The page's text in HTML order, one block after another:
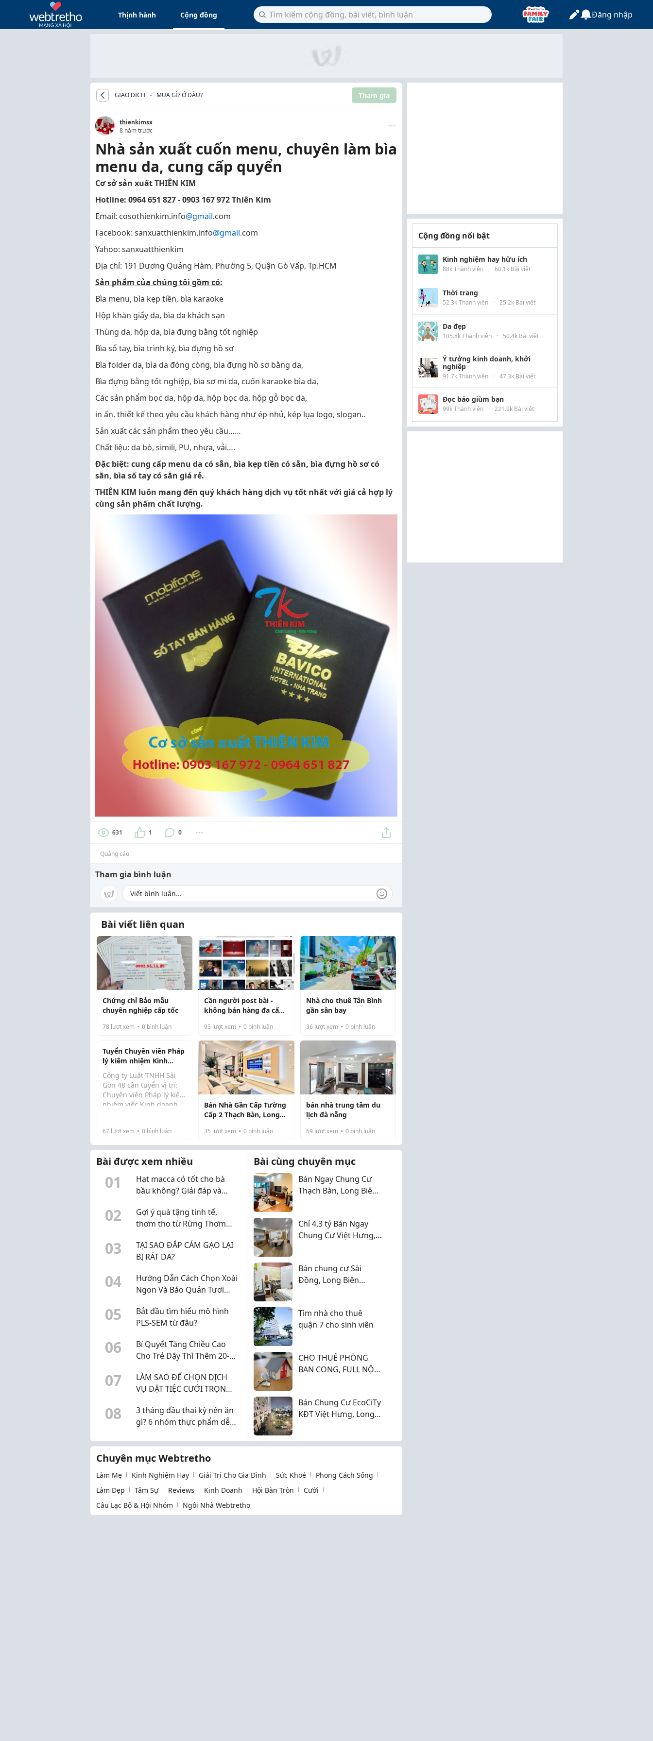
Thịnh hành Cộng đồng Đăng nhập
GIAO DỊCH MUA GÌ? Ở ĐÂU? Tham gia
thienkimsx
8 năm trước
Nhà sản xuất cuốn menu, chuyên làm bìa
menu da, cung cấp quyển
Cơ sở sản xuất THIÊN KIM
Hotline: 0964 651 827 - 0903 167 972 Thiên Kim
Email: cosothienkim.info@gmail.com
Facebook: sanxuatthienkim.info@gmail.com
Yahoo: sanxuatthienkim
Địa chỉ: 191 Dương Quảng Hàm, Phường 5, Quận Gò Vấp, Tp.HCM
Sản phẩm của chúng tôi gồm có:
Bìa menu, bìa kẹp tiền, bìa karaoke
Hộp khăn giấy da, bìa da khách sạn
Thùng da, hộp da, bìa đựng bằng tốt nghiệp
Bìa sổ tay, bìa trình ký, bìa đựng hồ sơ
Bìa folder da, bìa da đóng còng, bìa đựng hồ sơ bằng da,
Bìa đựng bằng tốt nghiệp, bìa sơ mi da, cuốn karaoke bìa da,
Các sản phẩm bọc da, hộp da, hộp bọc da, hộp gỗ bọc da,
in ấn, thiết kế theo yêu cầu khách hàng như ép nhủ, kép lụa logo, slogan..
Sản xuất các sản phẩm theo yêu cầu……
Chất liệu: da bò, simili, PU, nhựa, vải….
Đặc biệt: cung cấp menu da có sẵn, bìa kẹp tiền có sẵn, bìa đựng hồ sơ có
sẵn, bìa sổ tay có sẵn giá rẻ.
THIÊN KIM luôn mang đến quý khách hàng dịch vụ tốt nhất với giá cả hợp lý
cùng sản phẩm chất lượng.
631 1 0
Quảng cáo
Tham gia bình luận
Bài viết liên quan
Chứng chỉ Bảo mẫu
chuyên nghiệp cấp tốc
78 lượt xem 0 bình luận
Cần người post bài -
không bán hàng đa cấp -
trước khi làm
93 lượt xem 0 bình luận
Nhà cho thuê Tân Bình
gần sân bay
36lượt xem 0bình luận
Tuyển Chuyên viên Pháp
lý kiêm nhiệm Kinh
doanh Bất động sản
Công ty Luật TNHH Sài
Gòn 48 cần tuyển vị trí:
Chuyên viên Pháp lý kiêm
nhiệm việc Kinh doanh
- hỗ trợ và phụ giúp Luật
sư thực hiện các Công
làm...
67 lượt xem 0 bình luận
Bán Nhà Gần Cấp Tường
Cấp 2 Thạch Bàn, Long
35 lượt xem 0 bình luận
bán nhà trung tâm du
lịch đà nẵng
69 lượt xem 0bình luận
Bài được xem nhiều
01
Hạt macca có tốt cho bà
bầu không? Giải đáp và
02
Gợi ý quà tặng tinh tế,
thơm tho từ Rừng Thơm
03
TẠI SAO ĐẮP CÁM GẠO LẠI
BỊ RÁT DA?
04
Hướng Dẫn Cách Chọn Xoài
Ngon Và Bảo Quản Tươi
05
Bắt đầu tìm hiểu mô hình
PLS-SEM từ đâu?
06
Bí Quyết Tăng Chiều Cao
Cho Trẻ Dậy Thì Thêm 20-
07
LÀM SAO ĐỂ CHỌN DỊCH
VỤ ĐẶT TIỆC CƯỚI TRỌN
08
3 tháng đầu thai kỳ nên ăn
gì? 6 nhóm thực phẩm dễ
hai người"
Bài cùng chuyên mục
Bán Ngay Chung Cư
Thạch Bàn, Long Biên
Chỉ 4,3 tỷ Bán Ngay
Chung Cư Việt Hưng,
Bán chung cư Sài
Đồng, Long Biên
Tìm nhà cho thuê
quận 7 cho sinh viên
CHO THUÊ PHÒNG
BAN CONG, FULL NỘI
CŨ) GIÁ 5 TRIỆU.
Bán Chung Cư EcoCiTy
KĐT Việt Hưng, Long
Chuyên mục Webtretho
Làm Mẹ Kinh Nghiệm Hay Giải Trí Cho Gia Đình Sức Khoẻ
Phong Cách Sống
Làm Đẹp
Tâm Sự Reviews Kinh Doanh Hội Bàn Tròn
Cưới
Câu Lạc Bộ & Hội Nhóm
Ngôi Nhà Webtretho
Cộng đồng nổi bật
Kinh nghiệm hay hữu ích
88k Thành viên · 60.1k Bài viết
Thời trang
52.3k Thành viên · 25.2k Bài viết
Da đẹp
105.8k Thành viên · 50.4k Bài viết
Ý tưởng kinh doanh, khởi
nghiệp
91.7k Thành viên · 47.3k Bài viết
Đọc báo giùm bạn
99k Thành viên · 221.9k Bài viết